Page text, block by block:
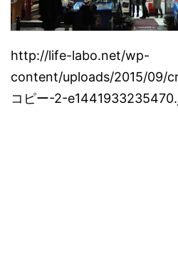
http://life-labo.net/wp-
content/uploads/2015/09/
コピー-2-